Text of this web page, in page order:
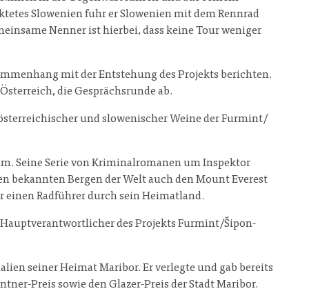
Slowenien fuhr er Slowenien mit dem Rennrad
Nenner ist hierbei, dass keine Tour weniger
mit der Entstehung des Projekts berichten.
die Gesprächsrunde ab.
und slowenischer Weine der Furmint/
Seine Serie von Kriminalromanen um Inspektor
bekannten Bergen der Welt auch den Mount Everest
einen Radführer durch sein Heimatland.
des Projekts Furmint/Šipon-
seiner Heimat Maribor. Er verlegte und gab bereits
Preis sowie den Glazer-Preis der Stadt Maribor.